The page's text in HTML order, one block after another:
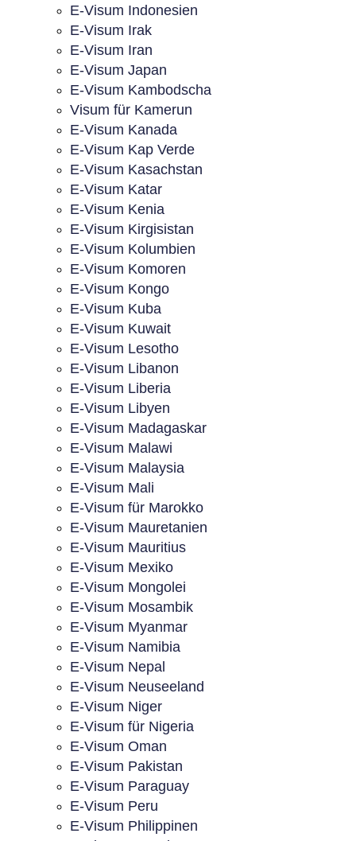
E-Visum Indonesien
E-Visum Irak
E-Visum Iran
E-Visum Japan
E-Visum Kambodscha
Visum für Kamerun
E-Visum Kanada
E-Visum Kap Verde
E-Visum Kasachstan
E-Visum Katar
E-Visum Kenia
E-Visum Kirgisistan
E-Visum Kolumbien
E-Visum Komoren
E-Visum Kongo
E-Visum Kuba
E-Visum Kuwait
E-Visum Lesotho
E-Visum Libanon
E-Visum Liberia
E-Visum Libyen
E-Visum Madagaskar
E-Visum Malawi
E-Visum Malaysia
E-Visum Mali
E-Visum für Marokko
E-Visum Mauretanien
E-Visum Mauritius
E-Visum Mexiko
E-Visum Mongolei
E-Visum Mosambik
E-Visum Myanmar
E-Visum Namibia
E-Visum Nepal
E-Visum Neuseeland
E-Visum Niger
E-Visum für Nigeria
E-Visum Oman
E-Visum Pakistan
E-Visum Paraguay
E-Visum Peru
E-Visum Philippinen